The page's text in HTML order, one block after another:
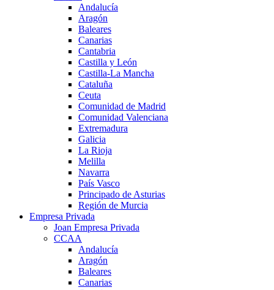
Andalucía
Aragón
Baleares
Canarias
Cantabria
Castilla y León
Castilla-La Mancha
Cataluña
Ceuta
Comunidad de Madrid
Comunidad Valenciana
Extremadura
Galicia
La Rioja
Melilla
Navarra
País Vasco
Principado de Asturias
Región de Murcia
Empresa Privada
Joan Empresa Privada
CCAA
Andalucía
Aragón
Baleares
Canarias